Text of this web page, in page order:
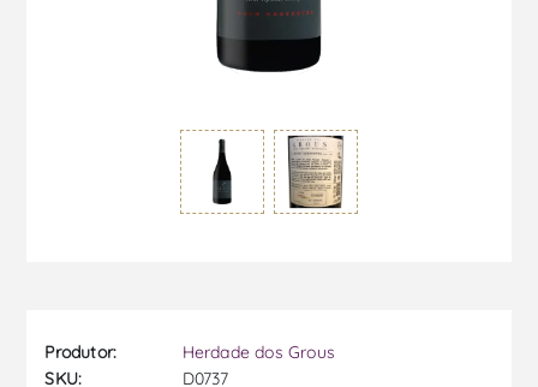
Produtor:
Herdade dos Grous
SKU:
D0737